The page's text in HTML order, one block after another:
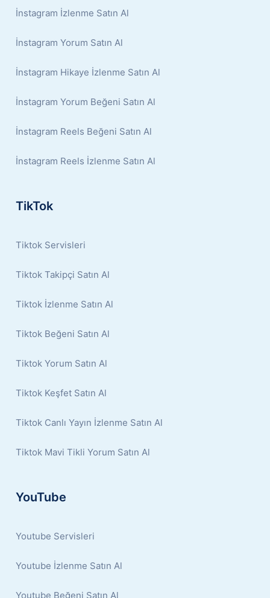
İnstagram İzlenme Satın Al
İnstagram Yorum Satın Al
İnstagram Hikaye İzlenme Satın Al
İnstagram Yorum Beğeni Satın Al
İnstagram Reels Beğeni Satın Al
İnstagram Reels İzlenme Satın Al
TikTok
Tiktok Servisleri
Tiktok Takipçi Satın Al
Tiktok İzlenme Satın Al
Tiktok Beğeni Satın Al
Tiktok Yorum Satın Al
Tiktok Keşfet Satın Al
Tiktok Canlı Yayın İzlenme Satın Al
Tiktok Mavi Tikli Yorum Satın Al
YouTube
Youtube Servisleri
Youtube İzlenme Satın Al
Youtube Beğeni Satın Al